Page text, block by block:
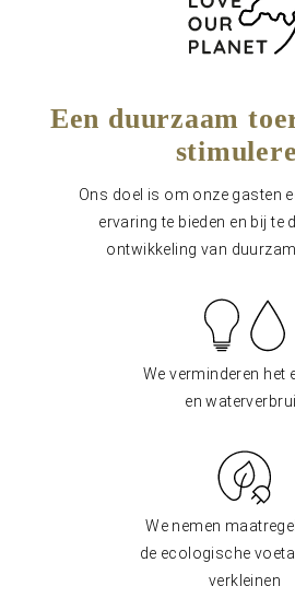
Een duurzaam
Ons doel is om onze gasten
ervaring te bieden en bij te
ontwikkeling van
We verminderen het
en
We nemen
de ecologische
verkleinen